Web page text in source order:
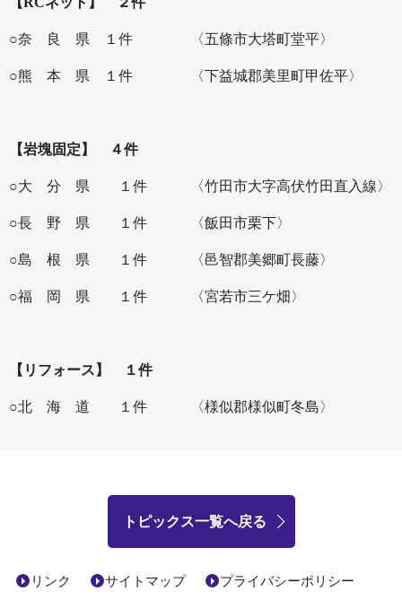
○奈 良 県 １件 〈五條市大塔町堂平〉
○熊 本 県 １件 〈下益城郡美里町甲佐平〉
【岩塊固定】 ４件
○大 分 県 １件 〈竹田市大字高伏竹田直入線〉
○長 野 県 １件 〈飯田市栗下〉
○島 根 県 １件 〈邑智郡美郷町長藤〉
○福 岡 県 １件 〈宮若市三ケ畑〉
【リフォース】 １件
○北 海 道 １件 〈様似郡様似町冬島〉
トピックス一覧へ戻る
リンク サイトマップ プライバシーポリシー